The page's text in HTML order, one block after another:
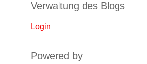
Verwaltung des Blogs
Login
Powered by